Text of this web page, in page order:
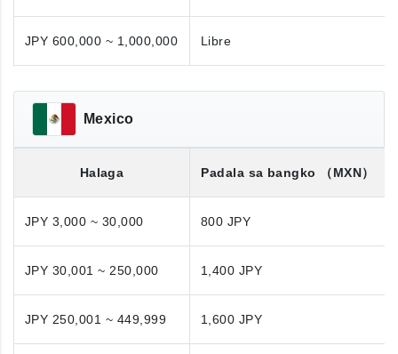
JPY 600,000 ~ 1,000,000 Libre
Mexico
Halaga Padala sa bangko （MXN）
JPY 3,000 ~ 30,000 800 JPY
JPY 30,001 ~ 250,000 1,400 JPY
JPY 250,001 ~ 449,999 1,600 JPY